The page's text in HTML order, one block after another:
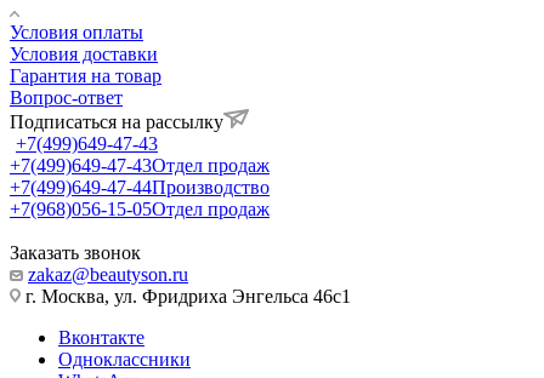
Условия оплаты
Условия доставки
Гарантия на товар
Вопрос-ответ
Подписаться на рассылку
+7(499)649-47-43
+7(499)649-47-43Отдел продаж
+7(499)649-47-44Производство
+7(968)056-15-05Отдел продаж
Заказать звонок
zakaz@beautyson.ru
г. Москва, ул. Фридриха Энгельса 46с1
Вконтакте
Одноклассники